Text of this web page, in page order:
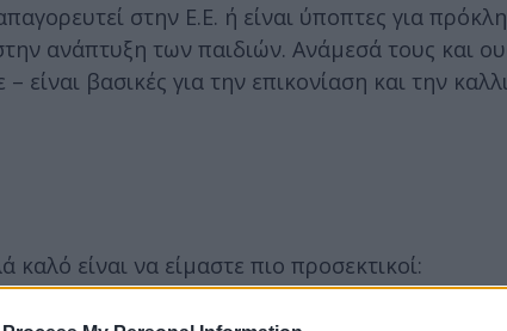
στην Ε.Ε. ή είναι ύποπτες για
ανάπτυξη των παιδιών. Ανάμεσά τους και
βασικές για την επικονίαση και την
είναι να είμαστε πιο προσεκτικοί: